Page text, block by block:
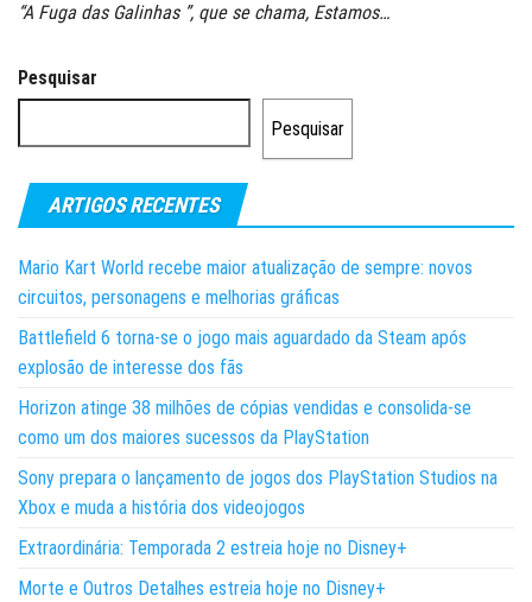
“A Fuga das Galinhas ”, que se chama, Estamos…
Pesquisar
Pesquisar
ARTIGOS RECENTES
Mario Kart World recebe maior atualização de sempre: novos
circuitos, personagens e melhorias gráficas
Battlefield 6 torna-se o jogo mais aguardado da Steam após
explosão de interesse dos fãs
Horizon atinge 38 milhões de cópias vendidas e consolida-se
como um dos maiores sucessos da PlayStation
Sony prepara o lançamento de jogos dos PlayStation Studios na
Xbox e muda a história dos videojogos
Extraordinária: Temporada 2 estreia hoje no Disney+
Morte e Outros Detalhes estreia hoje no Disney+